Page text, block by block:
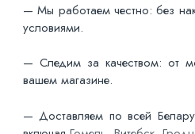
— Мы работаем честно: без
условиями.
— Следим за качеством: от
вашем магазине.
— Доставляем по всей